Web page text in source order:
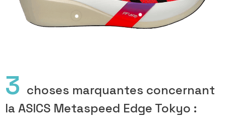
3 choses marquantes concernant
la ASICS Metaspeed Edge Tokyo :